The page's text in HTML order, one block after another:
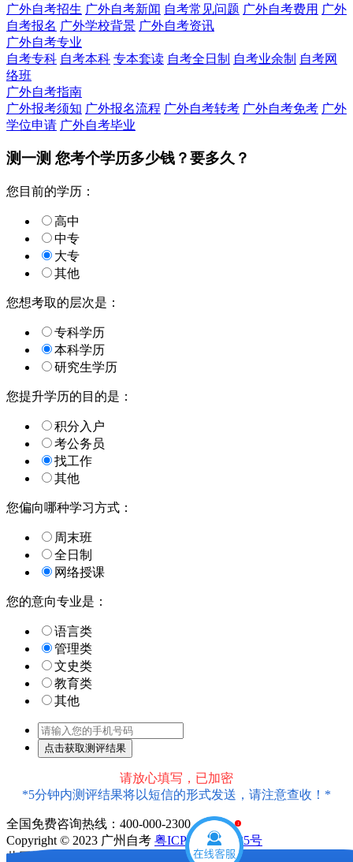
广外自考招生 广外自考新闻 自考常见问题 广外自考费用 广外
自考报名 广外学校背景 广外自考资讯
广外自考专业
自考专科 自考本科 专本套读 自考全日制 自考业余制 自考网
络班
广外自考指南
广外报考须知 广外报名流程 广外自考转考 广外自考免考 广外
学位申请 广外自考毕业
测一测 您考个学历多少钱？要多久？
您目前的学历：
高中
中专
大专
其他
您想考取的层次是：
专科学历
本科学历
研究生学历
您提升学历的目的是：
积分入户
考公务员
找工作
其他
您偏向哪种学习方式：
周末班
全日制
网络授课
您的意向专业是：
语言类
管理类
文史类
教育类
其他
请放心填写，已加密
*5分钟内测评结果将以短信的形式发送，请注意查收！*
全国免费咨询热线：400-000-2300
Copyright © 2023 广州自考 粤ICP备18016435号
此网站信息属于广州市天河区大牛教育培训中心有限公司
1